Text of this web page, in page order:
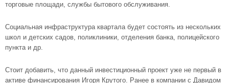
торговые площади, службы бытового обслуживания.
Социальная инфраструктура квартала будет состоять из нескольких
школ и детских садов, поликлиники, отделения банка, полицейского
пункта и др.
Стоит добавить, что данный инвестиционный проект уже не первый в
активе финансирования Игоря Крутого. Ранее в компании с Давидом